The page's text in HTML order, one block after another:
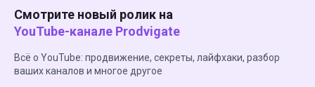
Смотрите новый ролик на
YouTube-канале Prodvigate
Всё о YouTube: продвижение, секреты, лайфхаки, разбор
ваших каналов и многое другое